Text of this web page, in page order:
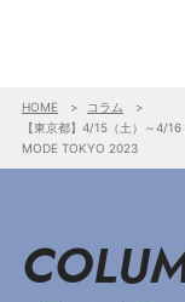
HOME
コラム
【東京都】4/15（土）～4/
MODE TOKYO 2023